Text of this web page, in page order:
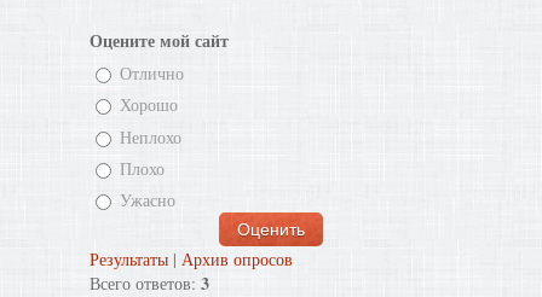
Оцените мой сайт
Отлично
Хорошо
Неплохо
Плохо
Ужасно
Результаты | Архив опросов
Всего ответов: 3